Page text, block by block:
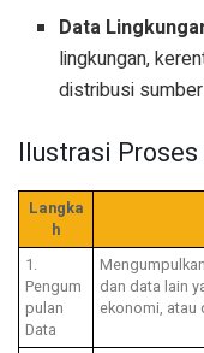
Data
lingkungan,
distribusi
Ilustrasi
Langka
h
1.
Pengum
pulan
Data
dan data lain
ekonomi, atau